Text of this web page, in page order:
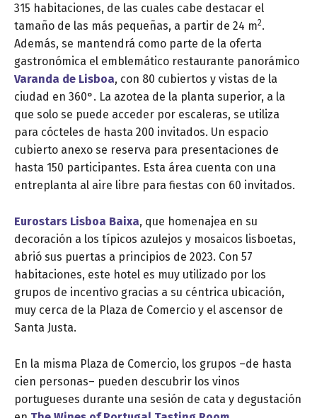
315 habitaciones, de las cuales cabe destacar el
tamaño de las más pequeñas, a partir de 24 m2.
Además, se mantendrá como parte de la oferta
gastronómica el emblemático restaurante panorámico
Varanda de Lisboa, con 80 cubiertos y vistas de la
ciudad en 360°. La azotea de la planta superior, a la
que solo se puede acceder por escaleras, se utiliza
para cócteles de hasta 200 invitados. Un espacio
cubierto anexo se reserva para presentaciones de
hasta 150 participantes. Esta área cuenta con una
entreplanta al aire libre para fiestas con 60 invitados.
Eurostars Lisboa Baixa, que homenajea en su
decoración a los típicos azulejos y mosaicos lisboetas,
abrió sus puertas a principios de 2023. Con 57
habitaciones, este hotel es muy utilizado por los
grupos de incentivo gracias a su céntrica ubicación,
muy cerca de la Plaza de Comercio y el ascensor de
Santa Justa.
En la misma Plaza de Comercio, los grupos –de hasta
cien personas– pueden descubrir los vinos
portugueses durante una sesión de cata y degustación